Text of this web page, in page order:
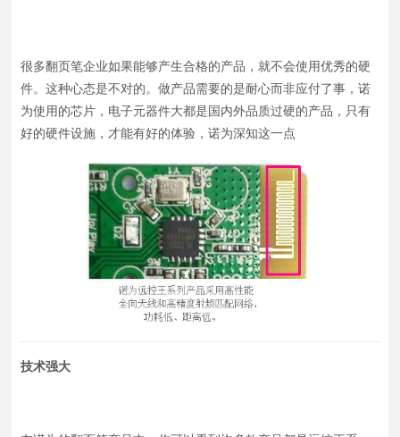
很多翻页笔企业如果能够产生合格的产品，就不会使用优秀的硬
件。这种心态是不对的。做产品需要的是耐心而非应付了事，诺
为使用的芯片，电子元器件大都是国内外品质过硬的产品，只有
好的硬件设施，才能有好的体验，诺为深知这一点
技术强大